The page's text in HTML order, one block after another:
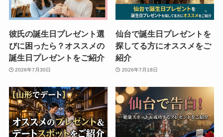
彼氏の誕生日プレゼント選
びに困ったら？オススメの
誕生日プレゼントをご紹介
2026年7月30日
仙台で誕生日プレゼントを
探してる方にオススメをご
紹介
2026年7月18日